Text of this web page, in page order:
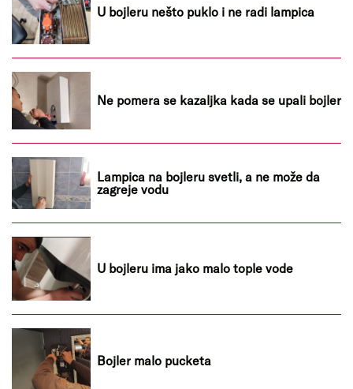
U bojleru nešto puklo i ne radi lampica
Ne pomera se kazaljka kada se upali bojler
Lampica na bojleru svetli, a ne može da
zagreje vodu
U bojleru ima jako malo tople vode
Bojler malo pucketa